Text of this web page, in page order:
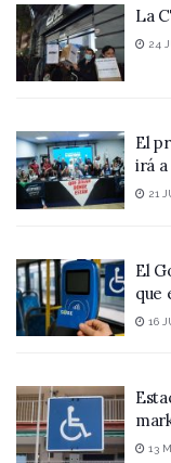
La
24
El
irá
21
El
que
16
13